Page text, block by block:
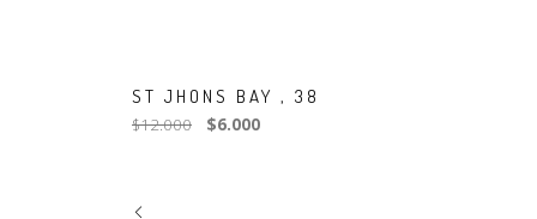
ST JHONS BAY , 38
$12.000 $6.000